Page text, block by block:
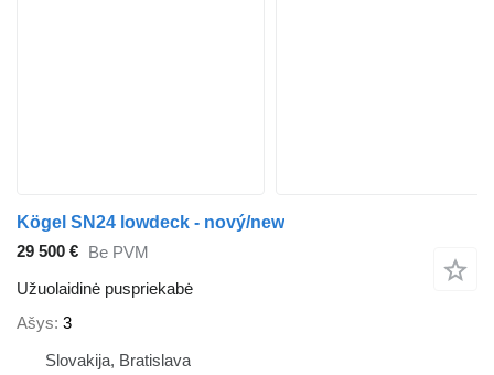
Kögel SN24 lowdeck - nový/new
29 500 €
Be PVM
Užuolaidinė puspriekabė
Ašys 3
Slovakija, Bratislava